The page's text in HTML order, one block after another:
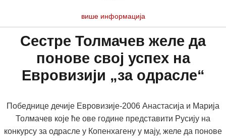
више информација
Сестре Толмачев желе да
понове свој успех на
Евровизији „за одрасле“
Победнице дечије Евровизије-2006 Анастасија и Марија
Толмачев које ће ове године представити Русију на
конкурсу за одрасле у Копенхагену у мају, желе да понове